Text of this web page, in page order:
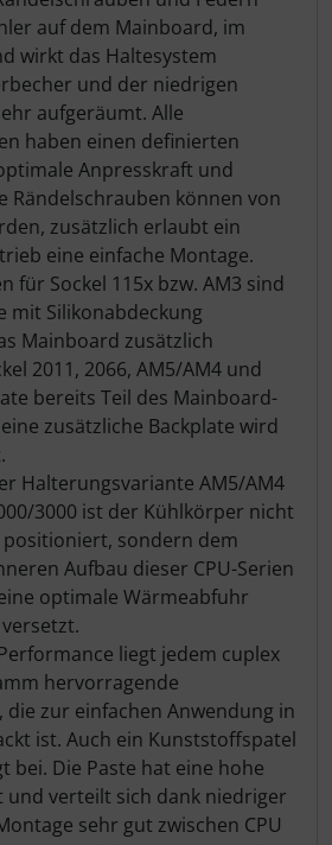
auf dem Mainboard, im
wirkt das Haltesystem
und der niedrigen
aufgeräumt. Alle
haben einen definierten
Anpresskraft und
Rändelschrauben können von
zusätzlich erlaubt ein
eine einfache Montage.
für Sockel 115x bzw. AM3 sind
mit Silikonabdeckung
Mainboard zusätzlich
2011, 2066, AM5/AM4 und
bereits Teil des Mainboard-
zusätzliche Backplate wird
Halterungsvariante AM5/AM4
3000 ist der Kühlkörper nicht
positioniert, sondern dem
Aufbau dieser CPU-Serien
optimale Wärmeabfuhr
liegt jedem cuplex
hervorragende
zur einfachen Anwendung in
ist. Auch ein Kunststoffspatel
bei. Die Paste hat eine hohe
und verteilt sich dank niedriger
sehr gut zwischen CPU